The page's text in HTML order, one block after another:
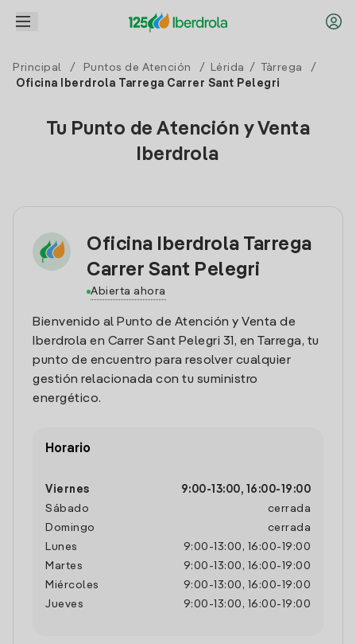
Principal / Puntos de Atención / Lérida / Tàrrega
/
Oficina Iberdrola Tarrega Carrer Sant Pelegri
Tu Punto de Atención y Venta
Iberdrola
Oficina Iberdrola Tarrega
Carrer Sant Pelegri
Abierta ahora
Bienvenido al Punto de Atención y Venta de
Iberdrola en Carrer Sant Pelegri 31, en Tarrega, tu
punto de encuentro para resolver cualquier
gestión relacionada con tu suministro
energético.
Horario
Viernes 9:00- 13:00, 16:00- 19:00
Sábado
cerrada
Domingo
cerrada
Lunes
9:00 - 13:00 , 16:00- 19:00
Martes
9:00 - 13:00 , 16:00- 19:00
Miércoles
9:00 - 13:00 , 16:00- 19:00
Jueves
9:00 - 13:00 , 16:00- 19:00